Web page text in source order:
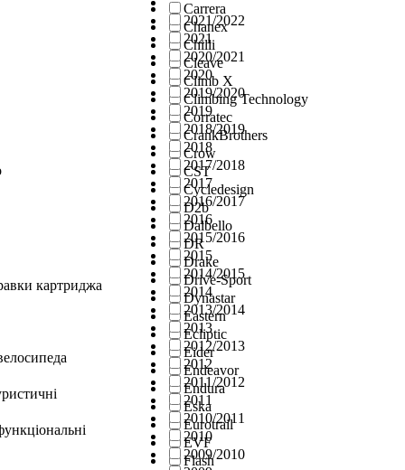
Carrera
Chanex
Chilli
Cleave
Climb X
Climbing Technology
Corratec
CrankBrothers
Crow
CST
Cycledesign
D2b
Dalbello
DR
Drake
Drive-Sport
Dynastar
Eastern
Ecliptic
Eider
Endeavor
Endura
Eska
Eurotrail
EVF
Flash
2021/2022
2021
2020/2021
2020
2019/2020
2019
2018/2019
2018
2017/2018
2017
2016/2017
2016
2015/2016
2015
2014/2015
2014
2013/2014
2013
2012/2013
2012
2011/2012
2011
2010/2011
2010
2009/2010
картриджа